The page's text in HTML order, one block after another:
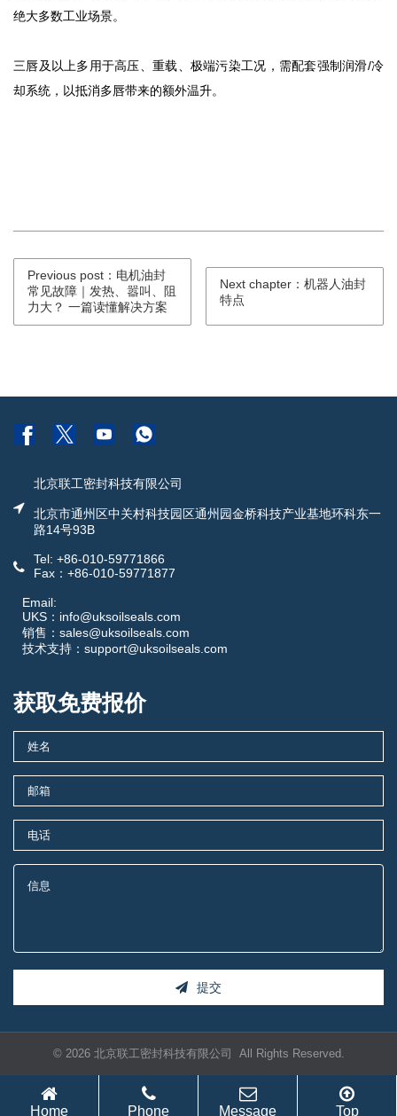
绝大多数工业场景。
三唇及以上多用于高压、重载、极端污染工况，需配套强制润滑/冷
却系统，以抵消多唇带来的额外温升。
Previous post：电机油封
常见故障｜发热、嚣叫、阻
力大？ 一篇读懂解决方案
Next chapter：机器人油封
特点
北京联工密封科技有限公司
北京市通州区中关村科技园区通州园金桥科技产业基地环科东一
路14号93B
Tel: +86-010-59771866
Fax：+86-010-59771877
Email:
UKS：info@uksoilseals.com
销售：sales@uksoilseals.com
技术支持：support@uksoilseals.com
获取免费报价
提交
© 2026 北京联工密封科技有限公司 All Rights Reserved.
Home Phone Message Top